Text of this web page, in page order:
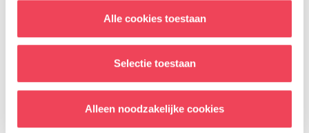
Alle cookies toestaan
Selectie toestaan
Alleen noodzakelijke cookies